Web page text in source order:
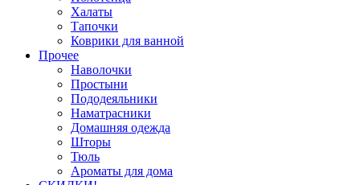
Халаты
Тапочки
Коврики для ванной
Прочее
Наволочки
Простыни
Пододеяльники
Наматрасники
Домашняя одежда
Шторы
Тюль
Ароматы для дома